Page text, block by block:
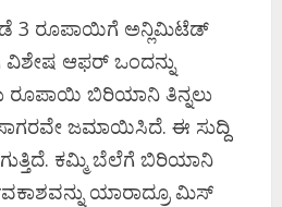
3 ರೂಪಾಯಿಗೆ ಅನ್ಲಿಮಿಟೆಡ್
ಆಫರ್ ಒಂದನ್ನು
ರೂಪಾಯಿ ಬಿರಿಯಾನಿ ತಿನ್ನಲು
ಜಮಾಯಿಸಿದೆ. ಈ ಸುದ್ದಿ
ಕಮ್ಮಿ ಬೆಲೆಗೆ ಬಿರಿಯಾನಿ
ಯಾರಾದ್ರೂ ಮಿಸ್